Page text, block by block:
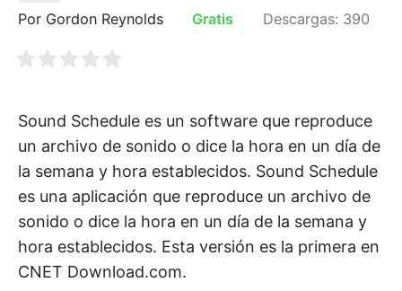
Por Gordon Reynolds Gratis Descargas: 390
Sound Schedule es un software que reproduce
un archivo de sonido o dice la hora en un día de
la semana y hora establecidos. Sound Schedule
es una aplicación que reproduce un archivo de
sonido o dice la hora en un día de la semana y
hora establecidos. Esta versión es la primera en
CNET Download.com.